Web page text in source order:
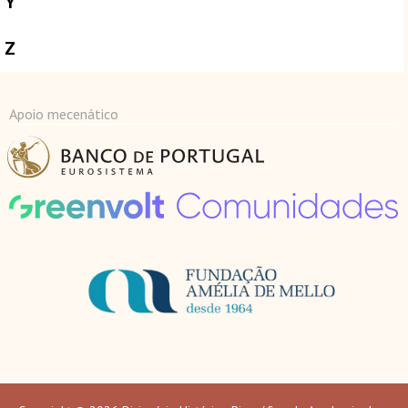
Z
Apoio mecenático